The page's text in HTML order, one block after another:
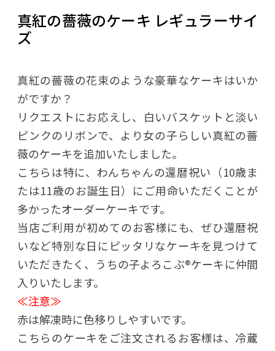
真紅の薔薇のケーキ レギュラーサイ
ズ
真紅の薔薇の花束のような豪華なケーキはいか
がですか？
リクエストにお応えし、白いバスケットと淡い
ピンクのリボンで、より女の子らしい真紅の薔
薇のケーキを追加いたしました。
こちらは特に、わんちゃんの還暦祝い（10歳ま
たは11歳のお誕生日）にご用命いただくことが
多かったオーダーケーキです。
当店ご利用が初めてのお客様にも、ぜひ還暦祝
いなど特別な日にピッタリなケーキを見つけて
いただきたく、うちの子よろこぶ®️ケーキに仲間
入りいたします。
≪注意≫
赤は解凍時に色移りしやすいです。
こちらのケーキをご注文されるお客様は、冷蔵